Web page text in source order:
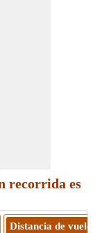
recorrida es
Distancia de vuelo